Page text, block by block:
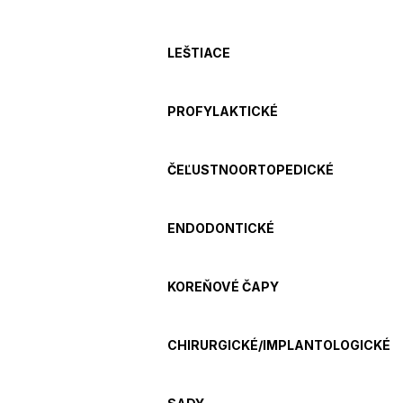
LEŠTIACE
PROFYLAKTICKÉ
ČEĽUSTNOORTOPEDICKÉ
ENDODONTICKÉ
KOREŇOVÉ ČAPY
CHIRURGICKÉ/IMPLANTOLOGICKÉ